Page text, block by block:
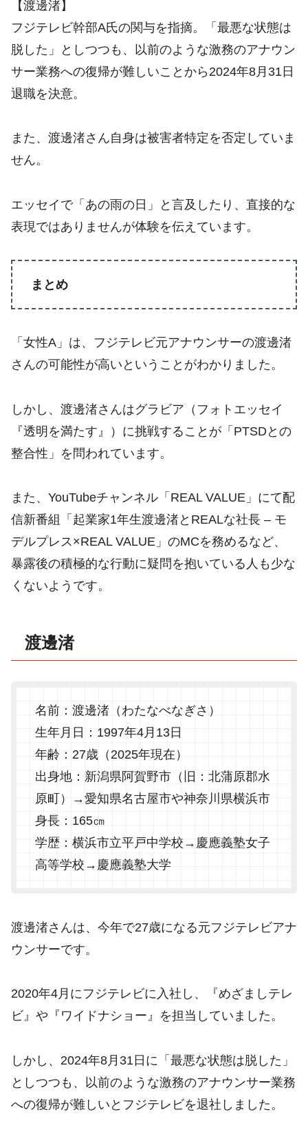
【渡邊渚】
フジテレビ幹部A氏の関与を指摘。「最悪な状態は
脱した」としつつも、以前のような激務のアナウン
サー業務への復帰が難しいことから2024年8月31日
退職を決意。
また、渡邊渚さん自身は被害者特定を否定していま
せん。
エッセイで「あの雨の日」と言及したり、直接的な
表現ではありませんが体験を伝えています。
まとめ
「女性A」は、フジテレビ元アナウンサーの渡邊渚
さんの可能性が高いということがわかりました。
しかし、渡邊渚さんはグラビア（フォトエッセイ
『透明を満たす』）に挑戦することが「PTSDとの
整合性」を問われています。
また、YouTubeチャンネル「REAL VALUE」にて配
信新番組「起業家1年生渡邊渚とREALな社長 – モ
デルプレス×REAL VALUE」のMCを務めるなど、
暴露後の積極的な行動に疑問を抱いている人も少な
くないようです。
渡邊渚
名前：渡邊渚（わたなべなぎさ）
生年月日：1997年4月13日
年齢：27歳（2025年現在）
出身地：新潟県阿賀野市（旧：北蒲原郡水
原町）→愛知県名古屋市や神奈川県横浜市
身長：165㎝
学歴：横浜市立平戸中学校→慶應義塾女子
高等学校→慶應義塾大学
渡邊渚さんは、今年で27歳になる元フジテレビアナ
ウンサーです。
2020年4月にフジテレビに入社し、『めざましテレ
ビ』や『ワイドナショー』を担当していました。
しかし、2024年8月31日に「最悪な状態は脱した」
としつつも、以前のような激務のアナウンサー業務
への復帰が難しいとフジテレビを退社しました。